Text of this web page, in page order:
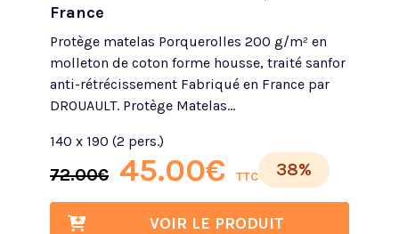
France
Protège matelas Porquerolles 200 g/m² en
molleton de coton forme housse, traité sanfor
anti-rétrécissement Fabriqué en France par
DROUAULT. Protège Matelas...
140 x 190 (2 pers.)
72.00€ 45.00€ TTC 38%
VOIR LE PRODUIT